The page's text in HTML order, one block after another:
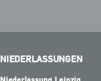
NIEDERLASSUNGEN